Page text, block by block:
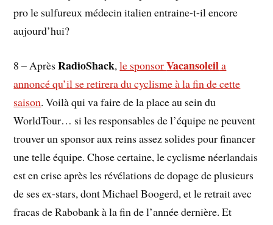
pro le sulfureux médecin italien entraine-t-il encore
aujourd’hui?
8 – AprèsRadioShack,le sponsorVacansoleila
annoncé qu’il se retirera du cyclisme à la fin de cette
saison. Voilà qui va faire de la place au sein du
WorldTour… si les responsables de l’équipe ne peuvent
trouver un sponsor aux reins assez solides pour financer
une telle équipe. Chose certaine, le cyclisme néerlandais
est en crise après les révélations de dopage de plusieurs
de ses ex-stars, dont Michael Boogerd, et le retrait avec
fracas de Rabobank à la fin de l’année dernière. Et